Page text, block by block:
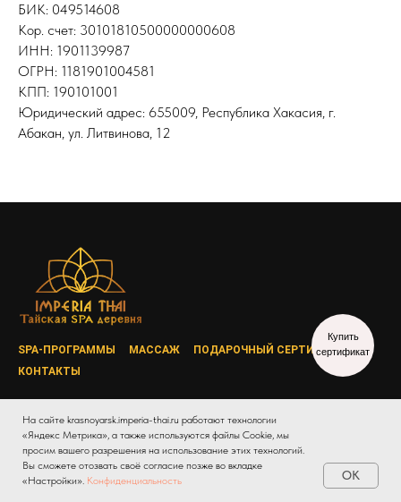
Купить
сертификат
На сайте krasnoyarsk.imperia-thai.ru работают технологии
«Яндекс Метрика», а также используются файлы Cookie, мы
просим вашего разрешения на использование этих технологий.
Вы сможете отозвать своё согласие позже во вкладке
«Настройки». Конфиденциальность OK
БИК: 049514608
Кор. счет: 30101810500000000608
ИНН: 1901139987
ОГРН: 1181901004581
КПП: 190101001
Юридический адрес: 655009, Республика Хакасия, г.
Абакан, ул. Литвинова, 12
SPA-ПРОГРАММЫ МАССАЖ
ПОДАРОЧНЫЙ СЕРТИФИКАТ
КОНТАКТЫ